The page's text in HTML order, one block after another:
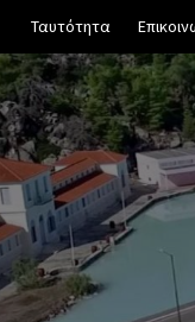
Ταυτότητα